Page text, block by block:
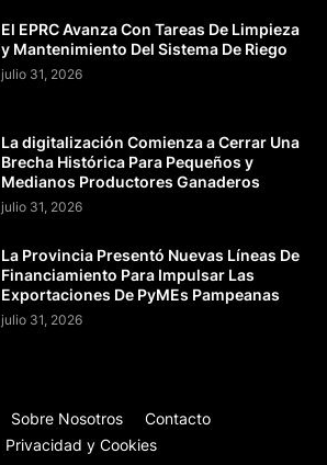
El EPRC Avanza Con Tareas De Limpieza
y Mantenimiento Del Sistema De Riego
julio 31, 2026
La digitalización Comienza a Cerrar Una
Brecha Histórica Para Pequeños y
Medianos Productores Ganaderos
julio 31, 2026
La Provincia Presentó Nuevas Líneas De
Financiamiento Para Impulsar Las
Exportaciones De PyMEs Pampeanas
julio 31, 2026
Sobre Nosotros
Contacto
Privacidad y Cookies